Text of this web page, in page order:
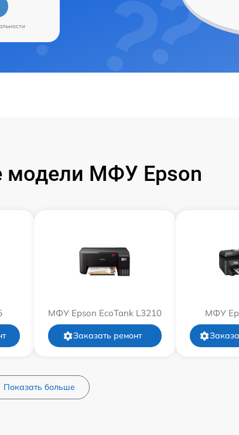
модели МФУ Epson
МФУ Epson EcoTank L3210
Заказать ремонт
МФУ
Показать больше